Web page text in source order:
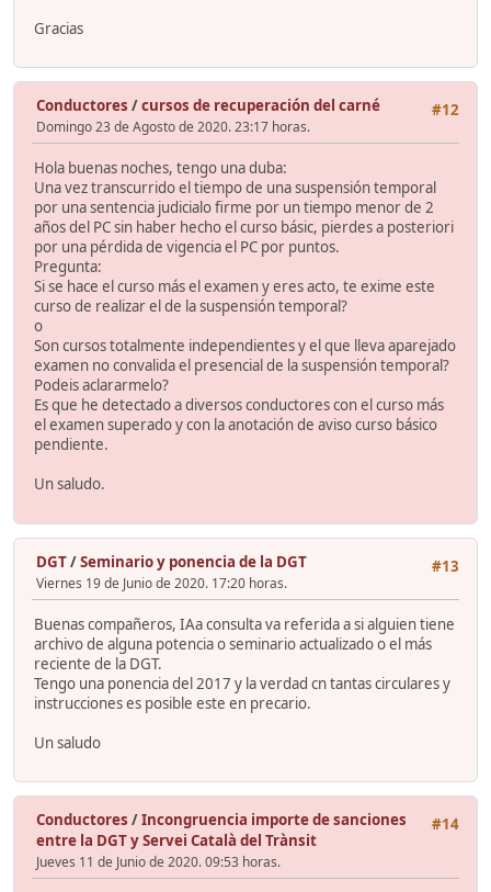
Gracias
#12
Conductores /cursos de recuperación del carné
Domingo 23 de Agosto de 2020. 23:17 horas.
Hola buenas noches, tengo una duba:
Una vez transcurrido el tiempo de una suspensión temporal
por una sentencia judicialo firme por un tiempo menor de 2
años del PC sin haber hecho el curso básic, pierdes a posteriori
por una pérdida de vigencia el PC por puntos.
Pregunta:
Si se hace el curso más el examen y eres acto, te exime este
curso de realizar el de la suspensión temporal?
o
Son cursos totalmente independientes y el que lleva aparejado
examen no convalida el presencial de la suspensión temporal?
Podeis aclararmelo?
Es que he detectado a diversos conductores con el curso más
el examen superado y con la anotación de aviso curso básico
pendiente.
Un saludo.
#13
DGT/Seminario y ponencia de la DGT
Viernes 19 de Junio de 2020. 17:20 horas.
Buenas compañeros, IAa consulta va referida a si alguien tiene
archivo de alguna potencia o seminario actualizado o el más
reciente de la DGT.
Tengo una ponencia del 2017 y la verdad cn tantas circulares y
instrucciones es posible este en precario.
Un saludo
#14
Conductores /Incongruencia importe de sanciones
entre la DGT y Servei Català del Trànsit
Jueves 11 de Junio de 2020. 09:53 horas.